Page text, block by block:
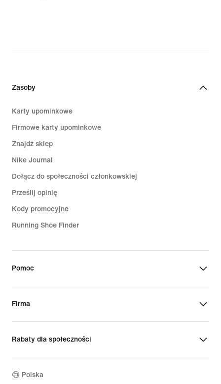
Zasoby
Karty upominkowe
Firmowe karty upominkowe
Znajdź sklep
Nike Journal
Dołącz do społeczności członkowskiej
Prześlij opinię
Kody promocyjne
Running Shoe Finder
Pomoc
Firma
Rabaty dla społeczności
Polska